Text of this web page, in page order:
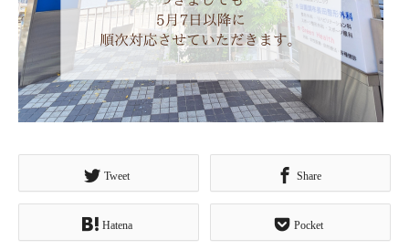
Tweet Share
Hatena Pocket